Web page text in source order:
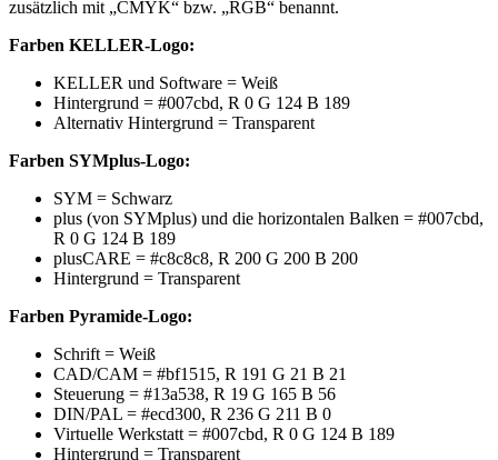
zusätzlich mit „CMYK“ bzw. „RGB“ benannt.
Farben KELLER-Logo:
KELLER und Software = Weiß
Hintergrund = #007cbd, R 0 G 124 B 189
Alternativ Hintergrund = Transparent
Farben SYMplus-Logo:
SYM = Schwarz
plus (von SYMplus) und die horizontalen Balken = #007cbd,
R 0 G 124 B 189
plusCARE = #c8c8c8, R 200 G 200 B 200
Hintergrund = Transparent
Farben Pyramide-Logo:
Schrift = Weiß
CAD/CAM = #bf1515, R 191 G 21 B 21
Steuerung = #13a538, R 19 G 165 B 56
DIN/PAL = #ecd300, R 236 G 211 B 0
Virtuelle Werkstatt = #007cbd, R 0 G 124 B 189
Hintergrund = Transparent